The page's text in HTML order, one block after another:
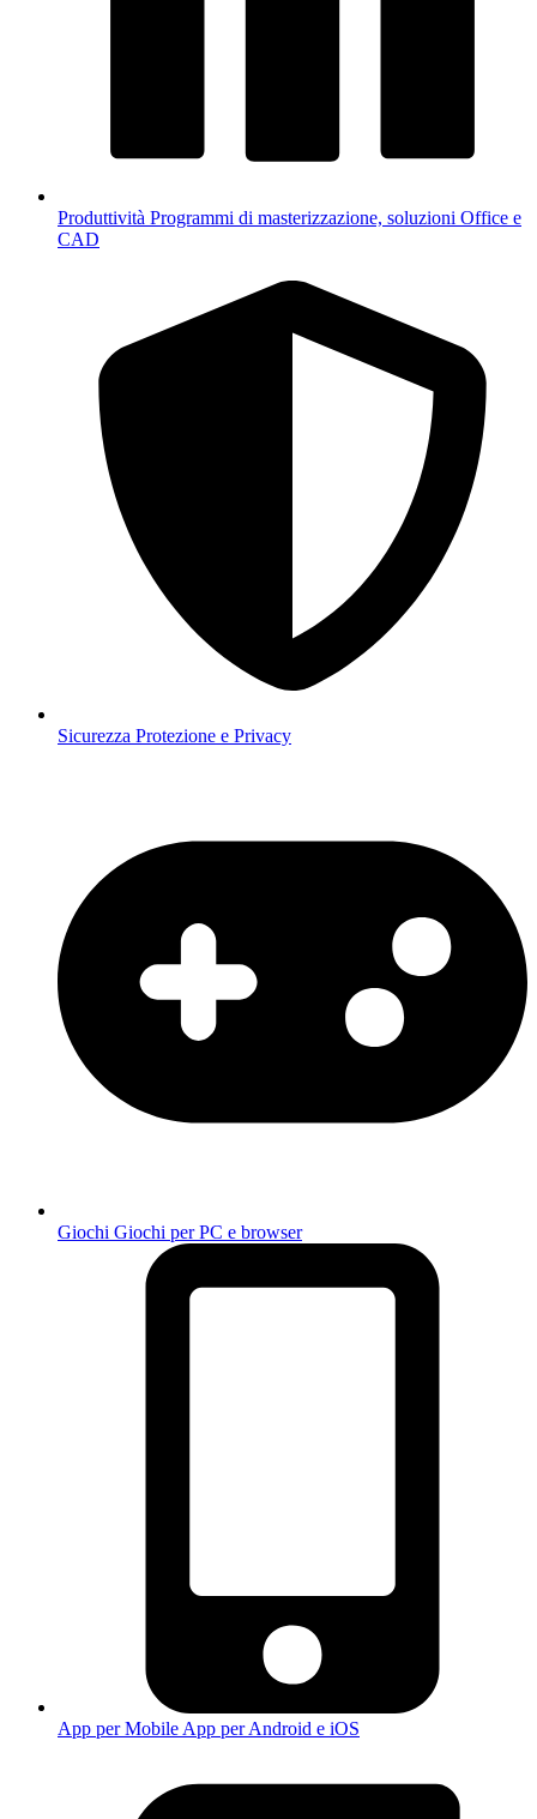
Produttività Programmi di masterizzazione, soluzioni Office e
CAD
Sicurezza Protezione e Privacy
Giochi Giochi per PC e browser
App per Mobile App per Android e iOS